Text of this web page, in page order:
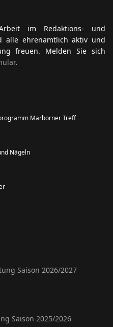
im Redaktions- und
alle ehrenamtlich aktiv und
freuen. Melden Sie sich
.
Marborner Treff
Nägeln
Saison 2026/2027
Saison 2025/2026